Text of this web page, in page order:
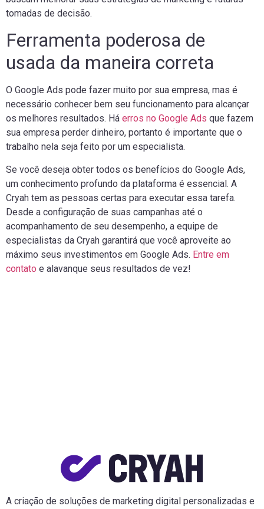
tomadas de decisão.
Ferramenta poderosa de
usada da maneira correta
O Google Ads pode fazer muito por sua empresa, mas é
necessário conhecer bem seu funcionamento para alcançar
os melhores resultados. Há erros no Google Ads que fazem
sua empresa perder dinheiro, portanto é importante que o
trabalho nela seja feito por um especialista.
Se você deseja obter todos os benefícios do Google Ads,
um conhecimento profundo da plataforma é essencial. A
Cryah tem as pessoas certas para executar essa tarefa.
Desde a configuração de suas campanhas até o
acompanhamento de seu desempenho, a equipe de
especialistas da Cryah garantirá que você aproveite ao
máximo seus investimentos em Google Ads. Entre em
contato e alavanque seus resultados de vez!
A criação de soluções de marketing digital personalizadas e